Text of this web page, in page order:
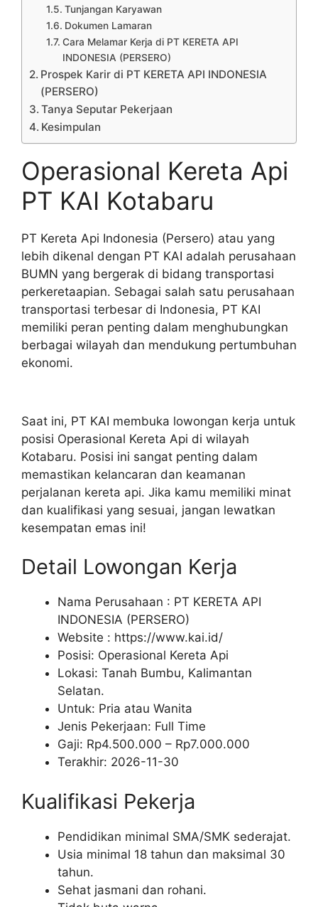
Tunjangan Karyawan
Dokumen Lamaran
Cara Melamar Kerja di PT KERETA API
INDONESIA (PERSERO)
Prospek Karir di PT KERETA API INDONESIA
(PERSERO)
Tanya Seputar Pekerjaan
Kesimpulan
Operasional Kereta Api
PT KAI Kotabaru
PT Kereta Api Indonesia (Persero) atau yang
lebih dikenal dengan PT KAI adalah perusahaan
BUMN yang bergerak di bidang transportasi
perkeretaapian. Sebagai salah satu perusahaan
transportasi terbesar di Indonesia, PT KAI
memiliki peran penting dalam menghubungkan
berbagai wilayah dan mendukung pertumbuhan
ekonomi.
Saat ini, PT KAI membuka lowongan kerja untuk
posisi Operasional Kereta Api di wilayah
Kotabaru. Posisi ini sangat penting dalam
memastikan kelancaran dan keamanan
perjalanan kereta api. Jika kamu memiliki minat
dan kualifikasi yang sesuai, jangan lewatkan
kesempatan emas ini!
Detail Lowongan Kerja
Nama Perusahaan : PT KERETA API
INDONESIA (PERSERO)
Website : https://www.kai.id/
Posisi: Operasional Kereta Api
Lokasi: Tanah Bumbu, Kalimantan
Selatan.
Untuk: Pria atau Wanita
Jenis Pekerjaan: Full Time
Gaji: Rp4.500.000 – Rp7.000.000
Terakhir: 2026-11-30
Kualifikasi Pekerja
Pendidikan minimal SMA/SMK sederajat.
Usia minimal 18 tahun dan maksimal 30
tahun.
Sehat jasmani dan rohani.